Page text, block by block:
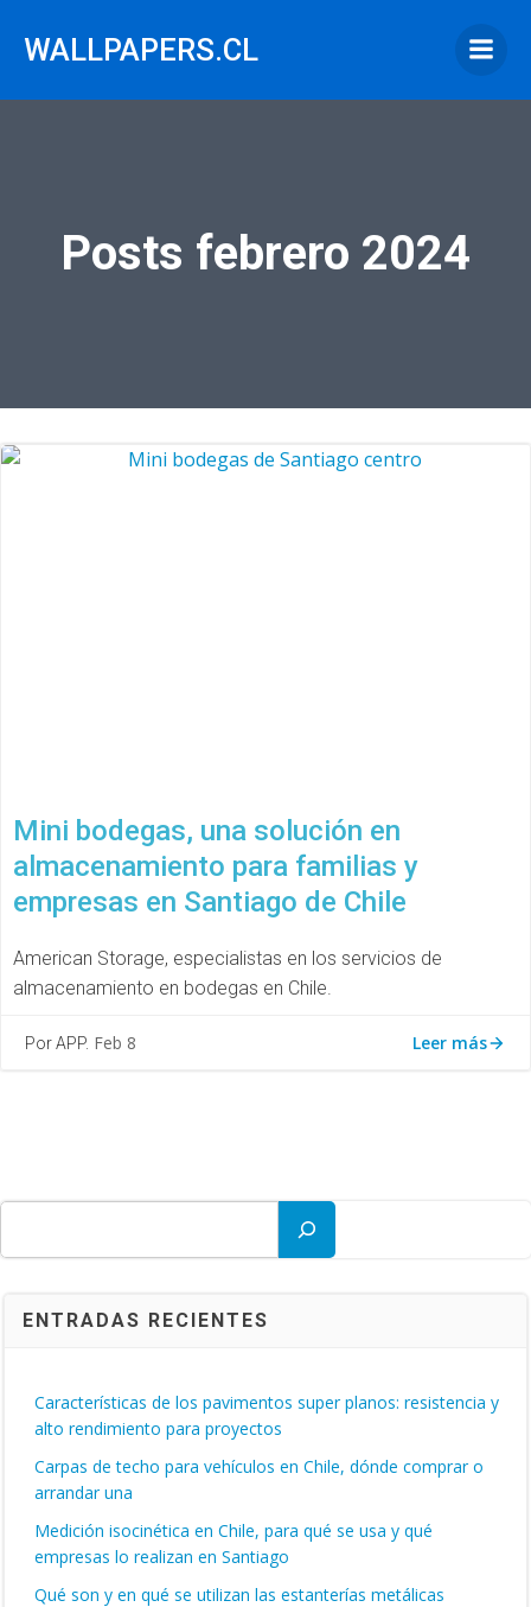
WALLPAPERS.CL
Posts febrero 2024
Mini bodegas, una solución en
almacenamiento para familias y
empresas en Santiago de Chile
American Storage, especialistas en los servicios de
almacenamiento en bodegas en Chile.
Por APP. Feb 8 Leer más
ENTRADAS RECIENTES
Características de los pavimentos super planos: resistencia y
alto rendimiento para proyectos
Carpas de techo para vehículos en Chile, dónde comprar o
arrandar una
Medición isocinética en Chile, para qué se usa y qué
empresas lo realizan en Santiago
Qué son y en qué se utilizan las estanterías metálicas